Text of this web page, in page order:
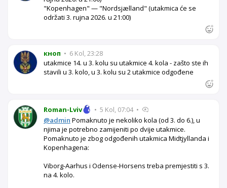
"Kopenhagen" — "Nordsjælland" (utakmica će se
održati 3. rujna 2026. u 21:00)
кноп • 6 Kol, 23:28
utakmice 14. u 3. kolu su utakmice 4. kola - zašto ste ih
stavili u 3. kolo, u 3. kolu su 2 utakmice odgođene
Roman-Lviv • 5 Kol, 07:04 •
@admin Pomaknuto je nekoliko kola (od 3. do 6.), u
njima je potrebno zamijeniti po dvije utakmice.
Pomaknuto je zbog odgođenih utakmica Midtjyllanda i
Kopenhagena:
Viborg-Aarhus i Odense-Horsens treba premjestiti s 3.
na 4. kolo.